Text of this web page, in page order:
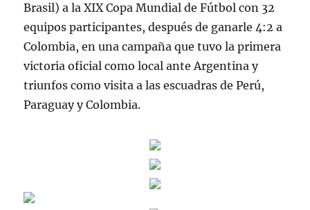
Brasil) a la XIX Copa Mundial de Fútbol con 32
equipos participantes, después de ganarle 4:2 a
Colombia, en una campaña que tuvo la primera
victoria oficial como local ante Argentina y
triunfos como visita a las escuadras de Perú,
Paraguay y Colombia.